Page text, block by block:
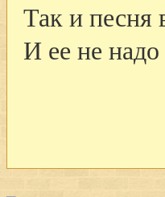
Так и песня
И ее не надо